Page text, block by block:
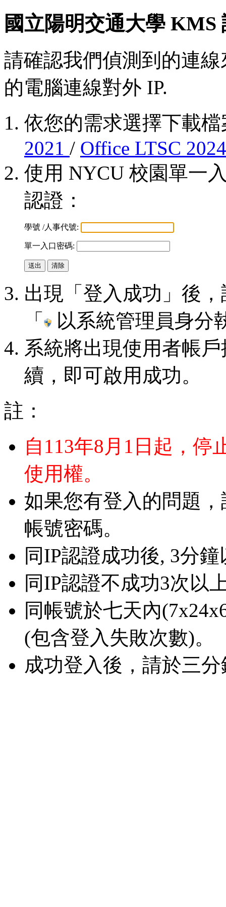
國立陽明交通大學 KMS
請確認我們偵測到的連線
的電腦連線對外 IP.
依您的需求選擇下載檔
2021 / Office LTSC 2024
使用 NYCU 校園單一
認證：
學號 /人事代號:
單一入口密碼:
出現「登入成功」後
「
以系統管理員身分
系統將出現使用者帳
續，即可啟用成功。
註：
自113年8月1日起，停
使用權。
如果您有登入的問題
帳號密碼。
同IP認證成功後, 3分
同IP認證不成功3次以
同帳號於七天內
(包含登入失敗次數)。
成功登入後，請於三